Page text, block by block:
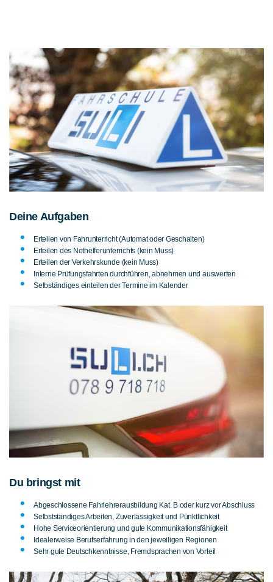
Deine Aufgaben
Erteilen von Fahrunterricht (Automat oder Geschalten)
Erteilen des Nothelferunterrichts (kein Muss)
Erteilen der Verkehrskunde (kein Muss)
Interne Prüfungsfahrten durchführen, abnehmen und auswerten
Selbständiges einteilen der Termine im Kalender
Du bringst mit
Abgeschlossene Fahrlehrerausbildung Kat. B oder kurz vor Abschluss
Selbstständiges Arbeiten, Zuverlässigkeit und Pünktlichkeit
Hohe Serviceorientierung und gute Kommunikationsfähigkeit
Idealerweise Berufserfahrung in den jeweiligen Regionen
Sehr gute Deutschkenntnisse, Fremdsprachen von Vorteil